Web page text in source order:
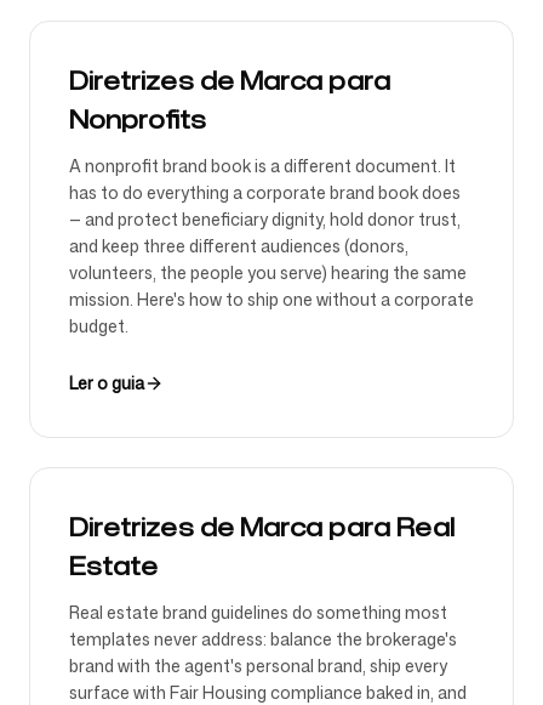
Diretrizes de Marca para
Nonprofits
A nonprofit brand book is a different document. It
has to do everything a corporate brand book does
— and protect beneficiary dignity, hold donor trust,
and keep three different audiences (donors,
volunteers, the people you serve) hearing the same
mission. Here's how to ship one without a corporate
budget.
Ler o guia
Diretrizes de Marca para Real
Estate
Real estate brand guidelines do something most
templates never address: balance the brokerage's
brand with the agent's personal brand, ship every
surface with Fair Housing compliance baked in, and